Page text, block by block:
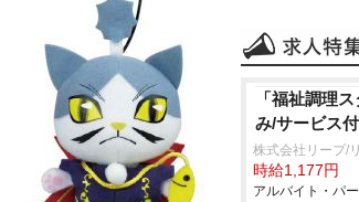
「福祉調理
み/サービス
株式会社リープ/
時給1,177円
アルバイト・パ